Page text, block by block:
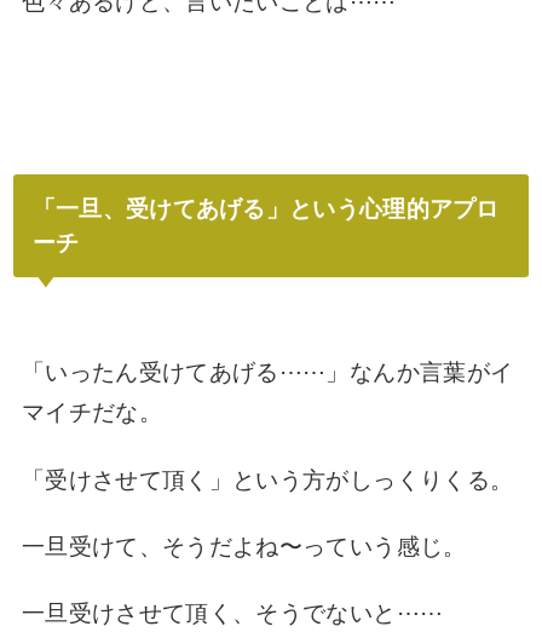
「一旦、受けてあげる」という心理的アプロ
ーチ
「いったん受けてあげる⋯⋯」なんか言葉がイ
マイチだな。
「受けさせて頂く」という方がしっくりくる。
一旦受けて、 そうだよね〜っていう感じ。
一旦受けさせて頂く、 そうでないと⋯⋯